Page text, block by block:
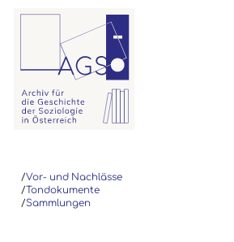
/Vor- und Nachlässe
/Tondokumente
/Sammlungen